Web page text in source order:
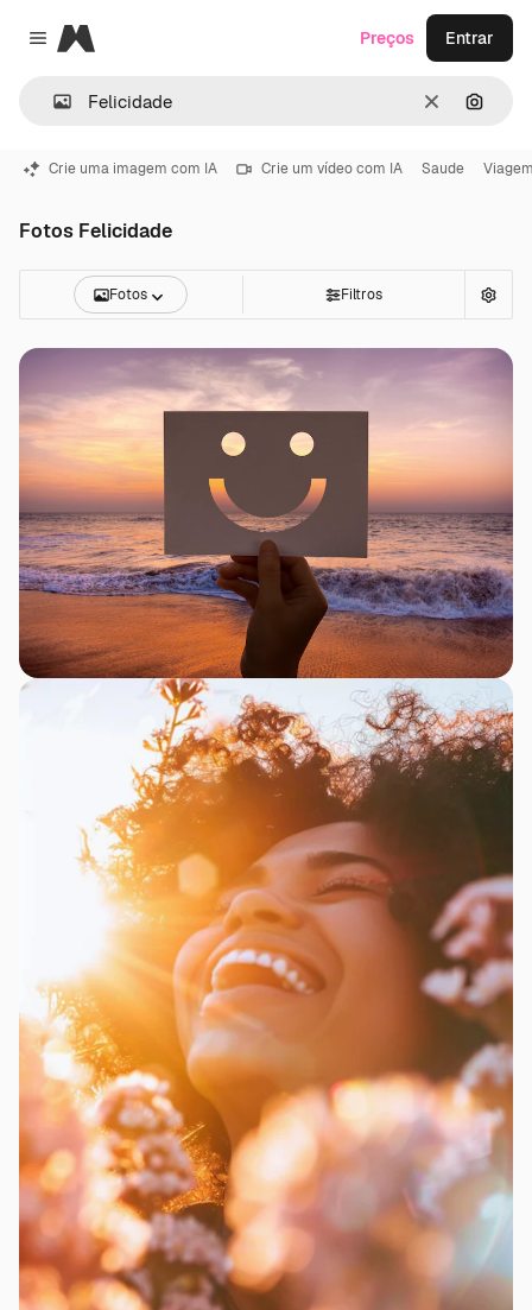
Close menu
Magnific
Limpar
Preços Entrar
Crie uma imagem com IA Crie um vídeo com IA Saude
Fotos Felicidade
Fotos Filtros